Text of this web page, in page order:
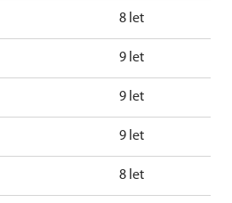
8 let
9 let
9 let
9 let
8 let